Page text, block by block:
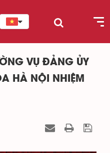
VỤ ĐẢNG ỦY
HÀ NỘI NHIỆM